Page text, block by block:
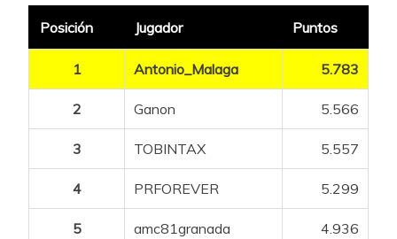
Posición Jugador Puntos
1 Antonio_Malaga 5.783
2 Ganon 5.566
3 TOBINTAX 5.557
4 PRFOREVER 5.299
5 amc81granada 4.936